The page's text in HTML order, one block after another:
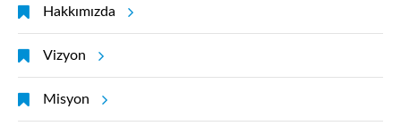
Hakkımızda
Vizyon
Misyon